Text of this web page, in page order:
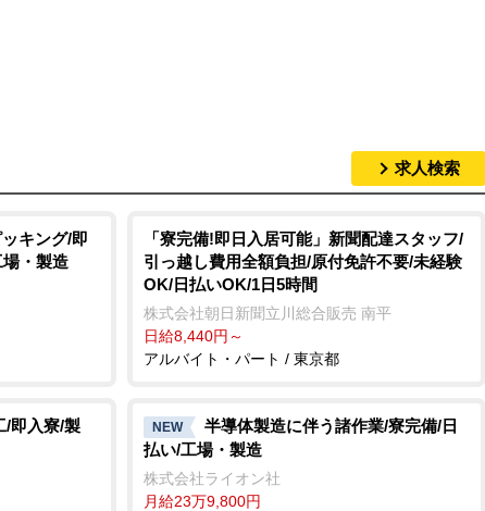
求人検索
キング/即
・製造
「寮完備!即日入居可能」新聞配達スタッフ/
引っ越し費用全額負担/原付免許不要/未経験
OK/日払いOK/1日5時間
株式会社朝日新聞立川総合販売 南平
日給8,440円～
アルバイト・パート / 東京都
/即入寮/製
NEW
半導体製造に伴う諸作業/寮完備/日
払い/工場・製造
株式会社ライオン社
月給23万9,800円